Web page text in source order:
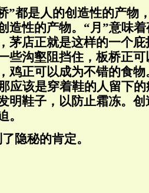
”都是人的创造性的产物
造性的产物。 “月 ”意味
茅店正就是这样的一个
些沟壑阻挡住，板桥正
鸡正可以成为不错的食
那应该是穿着鞋的人留下
明鞋子，以防止霜冻。
。
隐秘的肯定。